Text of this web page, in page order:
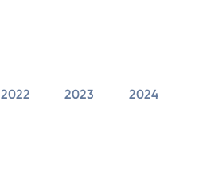
2022 2023 2024